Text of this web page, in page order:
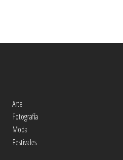
Arte
Fotografía
Moda
Festivales